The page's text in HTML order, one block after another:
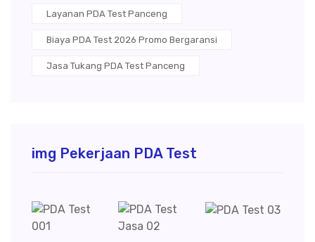
Layanan PDA Test Panceng
Biaya PDA Test 2026 Promo Bergaransi
Jasa Tukang PDA Test Panceng
img Pekerjaan PDA Test